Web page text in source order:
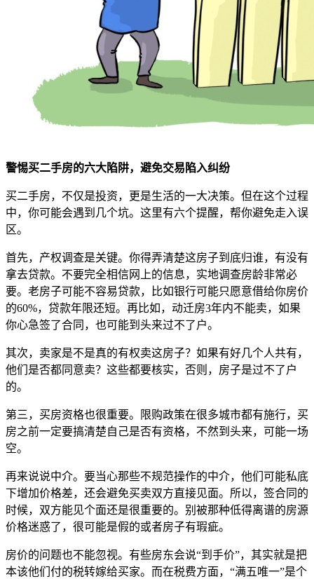
警惕买二手房的六大陷阱，避免交易陷入纠纷
买二手房，不仅是投资，更是生活的一大决策。但在这个过程
中，你可能会遇到几个坑。这里有六个提醒，帮你避免走入误
区。
首先，产权调查是关键。你得弄清楚这房子到底归谁，有没有
拿去贷款。不要完全相信网上的信息，实地调查房龄非常必
要。老房子可能不容易贷款，比如银行可能只愿意借给你房价
的60%，贷款年限还短。再比如，动迁房3年内不能卖，如果
你心急签了合同，也可能到头来过不了户。
其次，卖家是不是真的有权卖这房子？如果有好几个人共有，
他们是否都同意卖？这些都要核实，否则，房子是过不了户
的。
第三，买房资格也很重要。限购政策在很多城市都有施行，买
房之前一定要搞清楚自己是否有资格，不然到头来，可能一场
空。
再来说说中介。要当心那些不规范操作的中介，他们可能私底
下增加价格差，还会避免买卖双方直接见面。所以，签合同的
时候，双方能见个面还是很重要的。别被那种低得离谱的房源
价格迷惑了，很可能是假的或者房子有瑕疵。
房价的问题也不能忽视。有些房东会说“到手价”，其实就是把
本该他们付的税转嫁给买家。而在税费方面，“满五唯一”是个